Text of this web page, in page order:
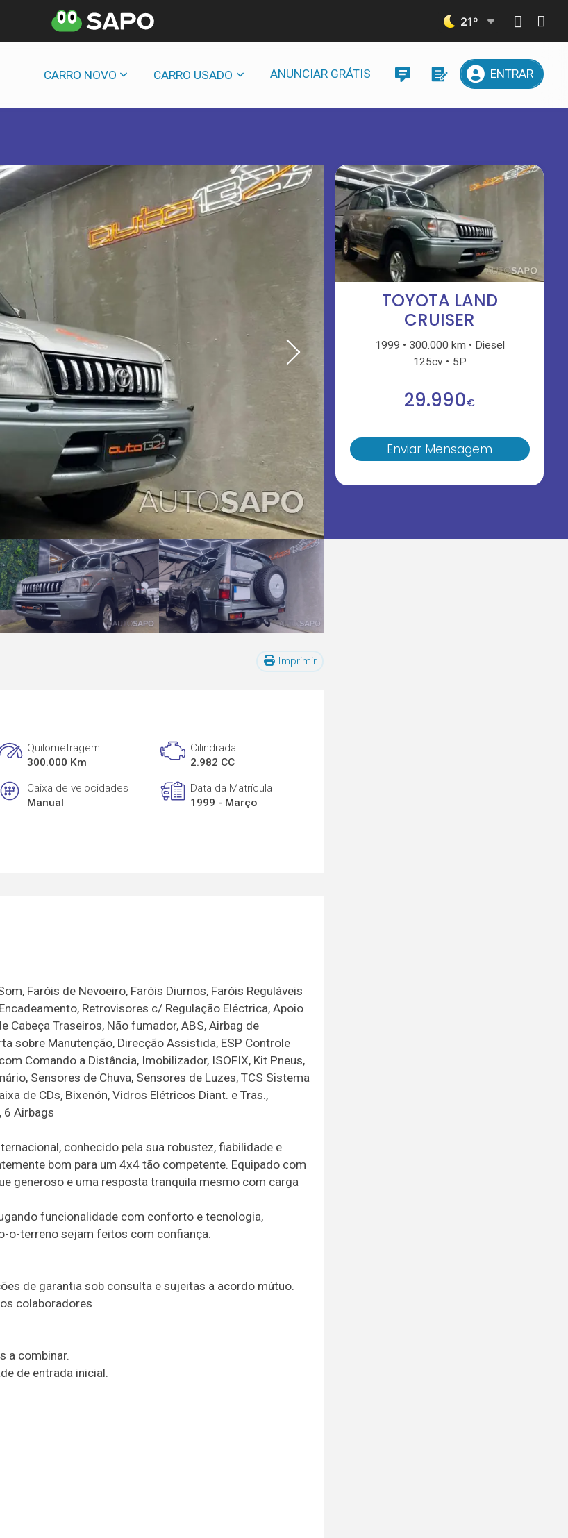
21º
CARRO NOVO CARRO USADO ANUNCIAR GRÁTIS ENTRAR
TOYOTA LAND
CRUISER
1999 300.000 km
Diesel
125cv
5P
29.990€
Enviar Mensagem
Imprimir
Quilometragem
300.000 Km
Cilindrada
2.982 CC
Caixa de velocidades
Manual
Data da Matrícula
1999 - Março
Faróis de Nevoeiro, Faróis Diurnos, Faróis Reguláveis
Retrovisores c/ Regulação Eléctrica, Apoio
Cabeça Traseiros, Não fumador, ABS, Airbag de
sobre Manutenção, Direcção Assistida, ESP Controle
Comando a Distância, Imobilizador, ISOFIX, Kit Pneus,
Sensores de Chuva, Sensores de Luzes, TCS Sistema
de CDs, Bixenón, Vidros Elétricos Diant. e Tras.,
6 Airbags
conhecido pela sua robustez, fiabilidade e
bom para um 4x4 tão competente. Equipado com
generoso e uma resposta tranquila mesmo com carga
funcionalidade com conforto e tecnologia,
o-terreno sejam feitos com confiança.
de garantia sob consulta e sujeitas a acordo mútuo.
colaboradores
a combinar.
de entrada inicial.